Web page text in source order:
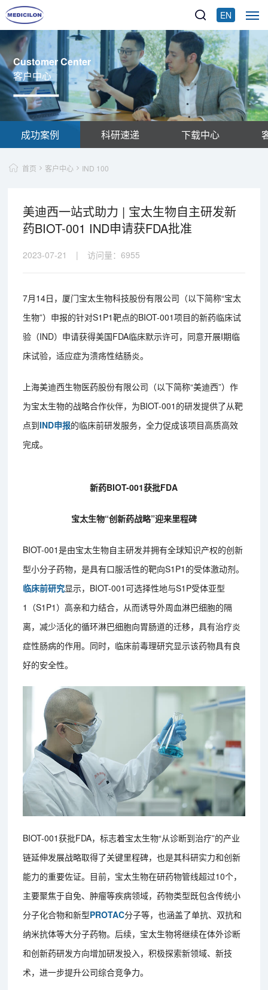
EN
Customer Center
客户中心
成功案例 科研速递 下载中心
首页 客户中心 IND 100
美迪西一站式助力 | 宝太生物自主研发新
药BIOT-001 IND申请获FDA批准
2023-07-21 | 访问量：6955
7月14日，厦门宝太生物科技股份有限公司（以下简称“宝太
生物”）申报的针对S1P1靶点的BIOT-001项目的新药临床试
验（IND）申请获得美国FDA临床默示许可，同意开展I期临
床试验，适应症为溃疡性结肠炎。
上海美迪西生物医药股份有限公司（以下简称“美迪西”）作
为宝太生物的战略合作伙伴，为BIOT-001的研发提供了从靶
点到IND申报的临床前研发服务，全力促成该项目高质高效
完成。
新药BIOT-001获批FDA
宝太生物“创新药战略”迎来里程碑
BIOT-001是由宝太生物自主研发并拥有全球知识产权的创新
型小分子药物，是具有口服活性的靶向S1P1的受体激动剂。
临床前研究显示，BIOT-001可选择性地与S1P受体亚型
1（S1P1）高亲和力结合，从而诱导外周血淋巴细胞的隔
离，减少活化的循环淋巴细胞向胃肠道的迁移，具有治疗炎
症性肠病的作用。同时，临床前毒理研究显示该药物具有良
好的安全性。
BIOT-001获批FDA，标志着宝太生物“从诊断到治疗”的产业
链延伸发展战略取得了关键里程碑，也是其科研实力和创新
能力的重要佐证。目前，宝太生物在研药物管线超过10个，
主要聚焦于自免、肿瘤等疾病领域，药物类型既包含传统小
分子化合物和新型PROTAC分子等，也涵盖了单抗、双抗和
纳米抗体等大分子药物。后续，宝太生物将继续在体外诊断
和创新药研发方向增加研发投入，积极探索新领域、新技
术，进一步提升公司综合竞争力。